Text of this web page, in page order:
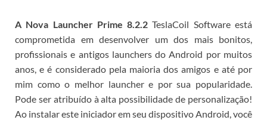
A Nova Launcher Prime 8.2.2TeslaCoil Software está
comprometida em desenvolver um dos mais bonitos,
profissionais e antigos launchers do Android por muitos
anos, e é considerado pela maioria dos amigos e até por
mim como o melhor launcher e por sua popularidade.
Pode ser atribuído à alta possibilidade de personalização!
Ao instalar este iniciador em seu dispositivo Android, você